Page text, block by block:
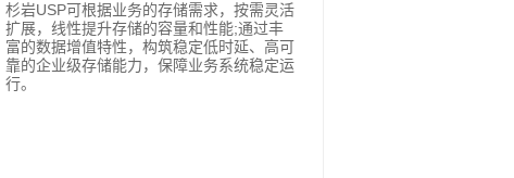
杉岩USP可根据业务的存储需求，按需灵活
扩展，线性提升存储的容量和性能;通过丰
富的数据增值特性，构筑稳定低时延、高可
靠的企业级存储能力，保障业务系统稳定运
行。